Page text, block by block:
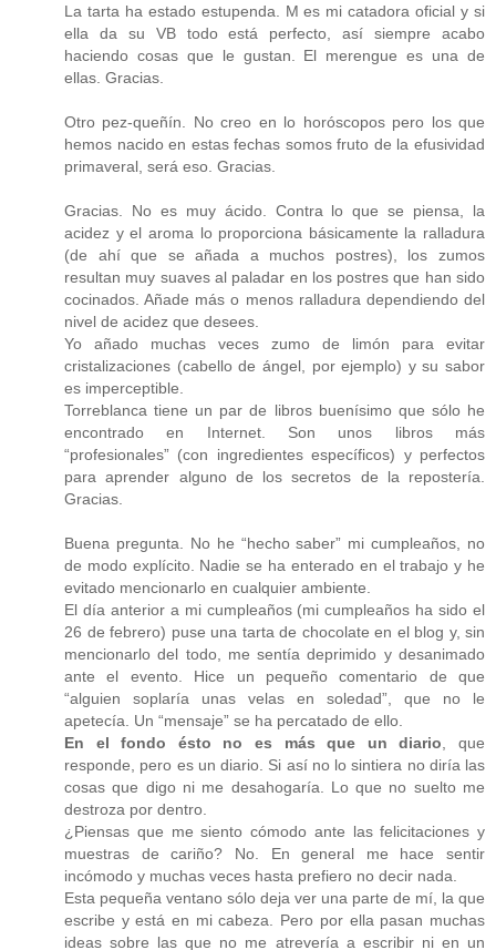
La tarta ha estado estupenda. M es mi catadora oficial y si
ella da su VB todo está perfecto, así siempre acabo
haciendo cosas que le gustan. El merengue es una de
ellas. Gracias.
Otro pez-queñín. No creo en lo horóscopos pero los que
hemos nacido en estas fechas somos fruto de la efusividad
primaveral, será eso. Gracias.
Gracias. No es muy ácido. Contra lo que se piensa, la
acidez y el aroma lo proporciona básicamente la ralladura
(de ahí que se añada a muchos postres), los zumos
resultan muy suaves al paladar en los postres que han sido
cocinados. Añade más o menos ralladura dependiendo del
nivel de acidez que desees.
Yo añado muchas veces zumo de limón para evitar
cristalizaciones (cabello de ángel, por ejemplo) y su sabor
es imperceptible.
Torreblanca tiene un par de libros buenísimo que sólo he
encontrado en Internet. Son unos libros más
“profesionales” (con ingredientes específicos) y perfectos
para aprender alguno de los secretos de la repostería.
Gracias.
Buena pregunta. No he “hecho saber” mi cumpleaños, no
de modo explícito. Nadie se ha enterado en el trabajo y he
evitado mencionarlo en cualquier ambiente.
El día anterior a mi cumpleaños (mi cumpleaños ha sido el
26 de febrero) puse una tarta de chocolate en el blog y, sin
mencionarlo del todo, me sentía deprimido y desanimado
ante el evento. Hice un pequeño comentario de que
“alguien soplaría unas velas en soledad”, que no le
apetecía. Un “mensaje” se ha percatado de ello.
En el fondo ésto no es más que un diario , que
responde, pero es un diario. Si así no lo sintiera no diría las
cosas que digo ni me desahogaría. Lo que no suelto me
destroza por dentro.
¿Piensas que me siento cómodo ante las felicitaciones y
muestras de cariño? No. En general me hace sentir
incómodo y muchas veces hasta prefiero no decir nada.
Esta pequeña ventano sólo deja ver una parte de mí, la que
escribe y está en mi cabeza. Pero por ella pasan muchas
ideas sobre las que no me atrevería a escribir ni en un